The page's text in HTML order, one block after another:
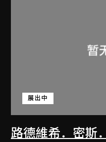
路德維希．密斯
展出中